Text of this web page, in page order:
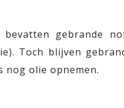
gebrande
Toch blijven
nog olie opnemen.